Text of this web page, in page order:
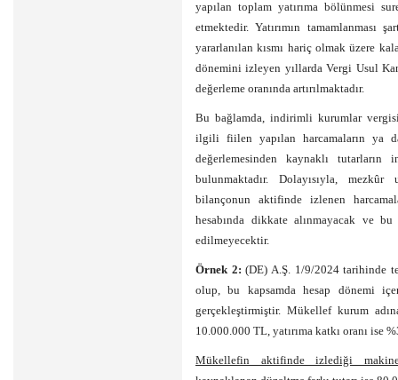
yapılan toplam yatırıma bölünmesi
etmektedir. Yatırımın
yararlanılan kısmı hariç olmak üzere
dönemini izleyen yıllarda Vergi Usul
değerleme oranında artırılmaktadır.
Bu bağlamda, indirimli kurumlar vergisi
ilgili fiilen yapılan harcamaların ya
değerlemesinden kaynaklı
bulunmaktadır. Dolayısıyla, mezkûr
bilançonun aktifinde izlenen
hesabında dikkate alınmayacak ve
edilmeyecektir.
Örnek 2: (DE) A.Ş. 1/9/2024 tarihinde
olup, bu kapsamda hesap dönemi
gerçekleştirmiştir. Mükellef kurum
10.000.000 TL, yatırıma katkı oranı ise
Mükellefin aktifinde izlediği